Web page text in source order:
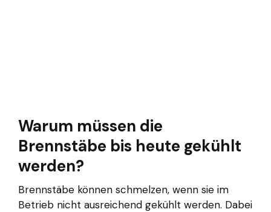
Warum müssen die
Brennstäbe bis heute gekühlt
werden?
Brennstäbe können schmelzen, wenn sie im
Betrieb nicht ausreichend gekühlt werden. Dabei